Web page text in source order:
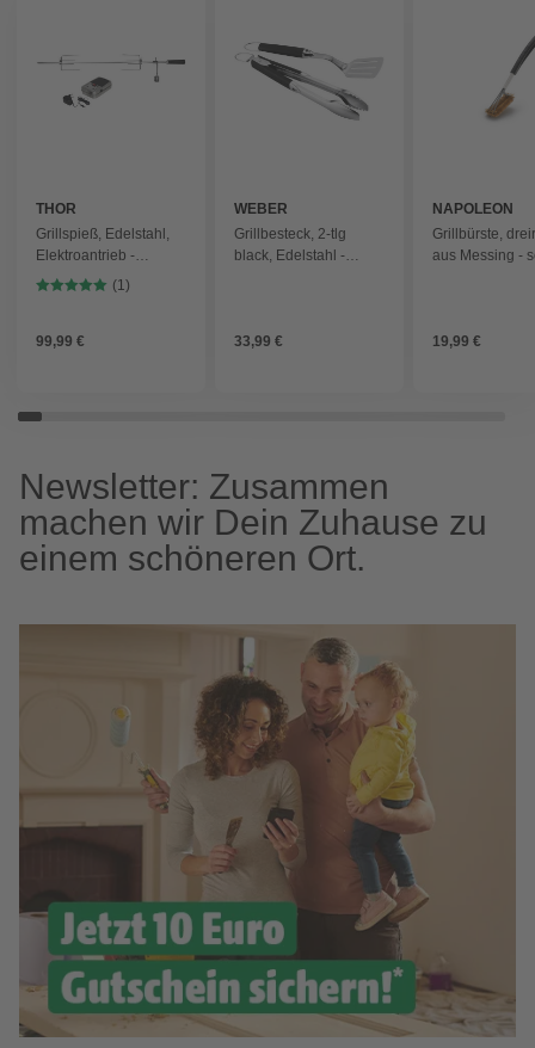
THOR
Grillspieß, Edelstahl,
Elektroantrieb -
silberfarben (1)
99,99 €
WEBER
Grillbesteck, 2-tlg
black, Edelstahl -
33,99 €
NAPOLEON
Grillbürste,
aus Messing -
19,99 €
Newsletter: Zusammen
machen wir Dein Zuhause zu
einem schöneren Ort.